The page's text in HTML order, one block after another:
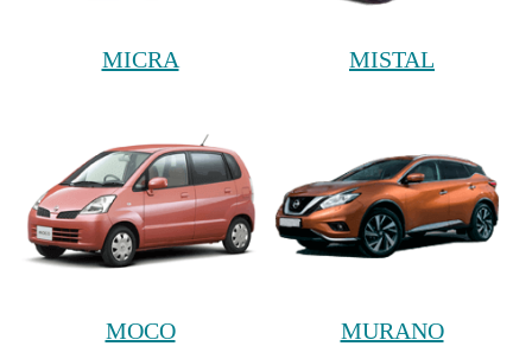
MICRA MISTAL
MOCO MURANO